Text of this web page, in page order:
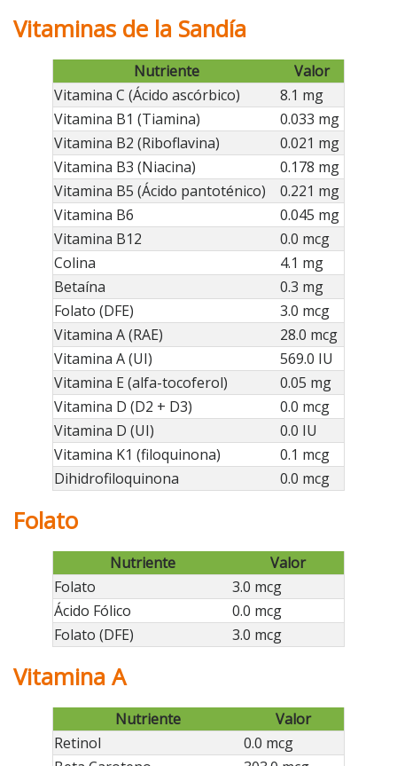
Vitaminas de la Sandía
Nutriente
Valor
Vitamina C (Ácido ascórbico)
8.1 mg
Vitamina B1 (Tiamina)
0.033 mg
Vitamina B2 (Riboflavina)
0.021 mg
Vitamina B3 (Niacina)
0.178 mg
Vitamina B5 (Ácido pantoténico)
0.221 mg
Vitamina B6
0.045 mg
Vitamina B12
0.0 mcg
Colina
4.1 mg
Betaína
0.3 mg
Folato (DFE)
3.0 mcg
Vitamina A (RAE)
28.0 mcg
Vitamina A (UI)
569.0 IU
Vitamina E (alfa-tocoferol)
0.05 mg
Vitamina D (D2 + D3)
0.0 mcg
Vitamina D (UI)
0.0 IU
Vitamina K1 (filoquinona)
0.1 mcg
Dihidrofiloquinona
0.0 mcg
Folato
Nutriente
Valor
Folato
3.0 mcg
Ácido Fólico
0.0 mcg
Folato (DFE)
3.0 mcg
Vitamina A
Nutriente
Valor
Retinol
0.0 mcg